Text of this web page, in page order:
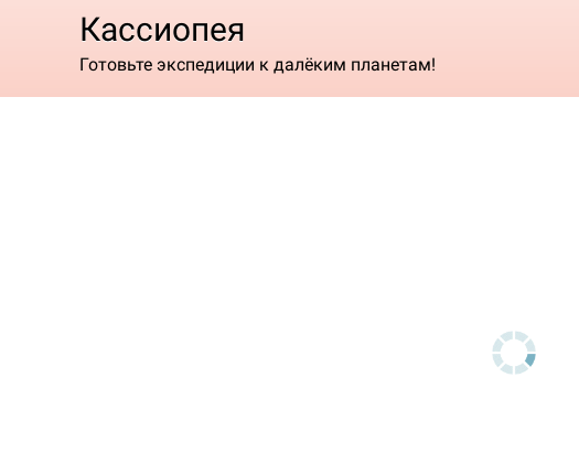
Кассиопея
Готовьте экспедиции к далёким планетам!